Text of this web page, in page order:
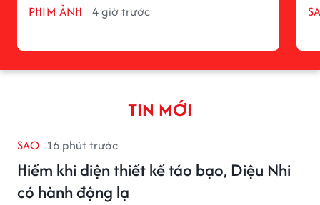
PHIM ẢNH 4 giờ trước
TIN MỚI
SAO 16 phút trước
Hiếm khi diện thiết kế táo bạo, Diệu Nhi
có hành động lạ